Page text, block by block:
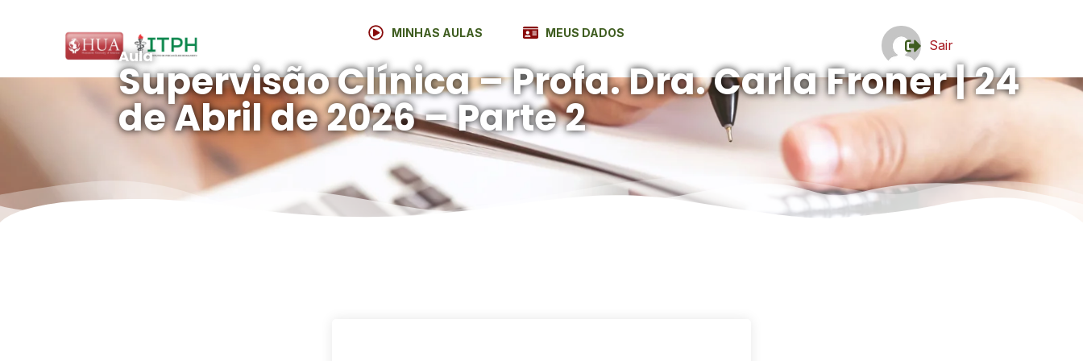
MINHAS AULAS MEUS DADOS
Sair
Aula
Supervisão Clínica – Profa. Dra. Carla Froner | 24
de Abril de 2026 – Parte 2